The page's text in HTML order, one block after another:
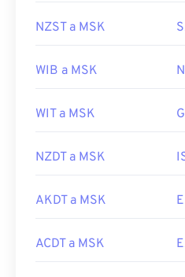
NZST a MSK
WIB a MSK
WIT a MSK
NZDT a MSK
AKDT a MSK
ACDT a MSK